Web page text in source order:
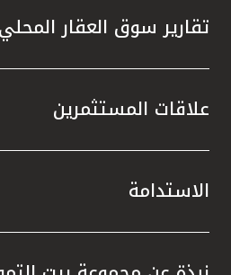
تقارير سوق العقار المحلي
علاقات المستثمرين
الاستدامة